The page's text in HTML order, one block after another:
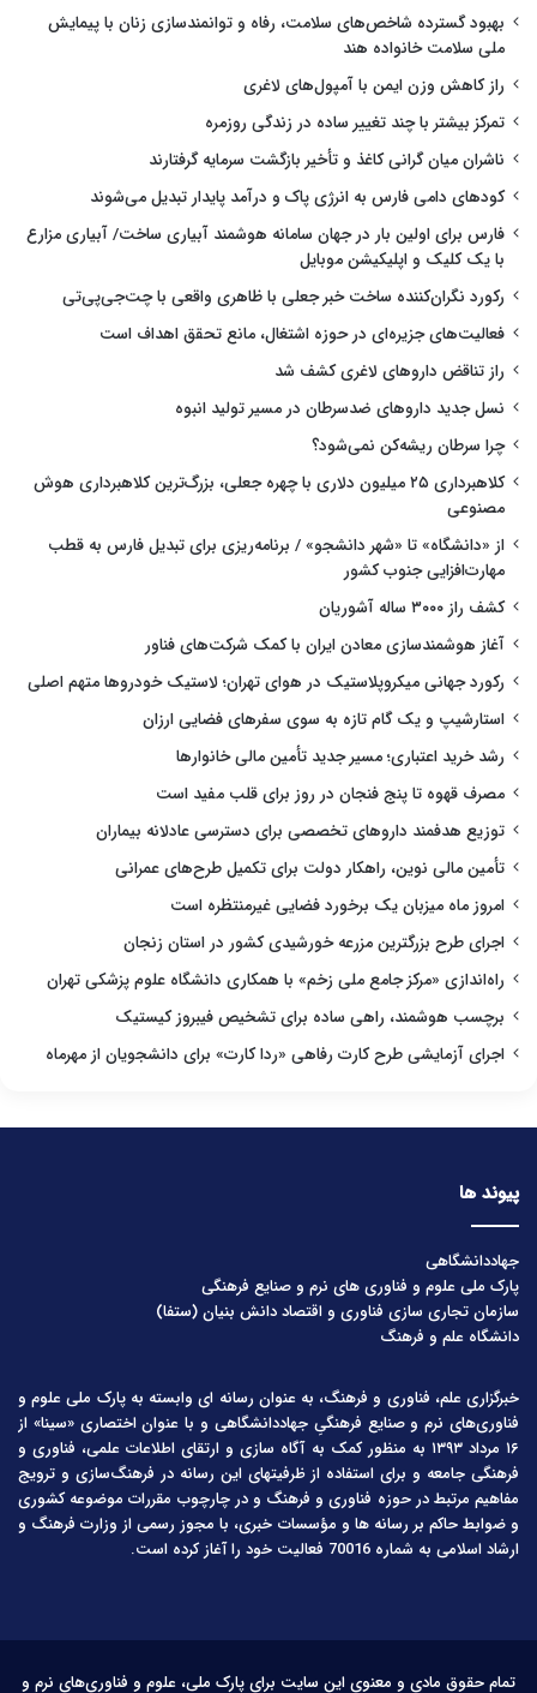
بهبود گسترده شاخص‌های سلامت، رفاه و توانمندسازی زنان با پیمایش
ملی سلامت خانواده هند
راز کاهش وزن ایمن با آمپول‌های لاغری
تمرکز بیشتر با چند تغییر ساده در زندگی روزمره
ناشران میان گرانی کاغذ و تأخیر بازگشت سرمایه گرفتارند
کودهای دامی فارس به انرژی پاک و درآمد پایدار تبدیل می‌شوند
فارس برای اولین بار در جهان سامانه هوشمند آبیاری ساخت/ آبیاری مزارع
با یک کلیک و اپلیکیشن موبایل
رکورد نگران‌کننده ساخت خبر جعلی با ظاهری واقعی با چت‌جی‌پی‌تی
فعالیت‌های جزیره‌ای در حوزه اشتغال، مانع تحقق اهداف است
راز تناقض داروهای لاغری کشف شد
نسل جدید داروهای ضدسرطان در مسیر تولید انبوه
چرا سرطان ریشه‌کن نمی‌شود؟
کلاهبرداری ۲۵ میلیون دلاری با چهره جعلی، بزرگ‌ترین کلاهبرداری هوش
مصنوعی
از «دانشگاه» تا «شهر دانشجو» / برنامه‌ریزی برای تبدیل فارس به قطب
مهارت‌افزایی جنوب کشور
کشف راز ۳۰۰۰ ساله آشوریان
آغاز هوشمندسازی معادن ایران با کمک شرکت‌های فناور
رکورد جهانی میکروپلاستیک در هوای تهران؛ لاستیک خودروها متهم اصلی
استارشیپ و یک گام تازه به سوی سفرهای فضایی ارزان
رشد خرید اعتباری؛ مسیر جدید تأمین مالی خانوارها
مصرف قهوه تا پنج فنجان در روز برای قلب مفید است
توزیع هدفمند داروهای تخصصی برای دسترسی عادلانه بیماران
تأمین مالی نوین، راهکار دولت برای تکمیل طرح‌های عمرانی
امروز ماه میزبان یک برخورد فضایی غیرمنتظره است
اجرای طرح بزرگترین مزرعه خورشیدی کشور در استان زنجان
راه‌اندازی «مرکز جامع ملی زخم» با همکاری دانشگاه علوم پزشکی تهران
برچسب هوشمند، راهی ساده برای تشخیص فیبروز کیستیک
اجرای آزمایشی طرح کارت رفاهی «ردا کارت» برای دانشجویان از مهرماه
پیوند ها
جهاددانشگاهی
پارک ملی علوم و فناوری های نرم و صنایع فرهنگی
سازمان تجاری سازی فناوری و اقتصاد دانش بنیان (ستفا)
دانشگاه علم و فرهنگ
خبرگزاری علم، فناوری و فرهنگ، به عنوان رسانه ای وابسته به پارک ملی علوم و
فناوری‌های نرم و صنایع فرهنگیِ جهاددانشگاهی و با عنوان اختصاری «سینا» از
۱۶ مرداد ۱۳۹۳ به منظور کمک به آگاه سازی و ارتقای اطلاعات علمی، فناوری و
فرهنگی جامعه و برای استفاده از ظرفیتهای این رسانه در فرهنگ‌سازی و ترویج
مفاهیم مرتبط در حوزه فناوری و فرهنگ و در چارچوب مقررات موضوعه کشوری
و ضوابط حاکم بر رسانه ها و مؤسسات خبری، با مجوز رسمی از وزارت فرهنگ و
ارشاد اسلامی به شماره 70016 فعالیت خود را آغاز کرده است.
تمام حقوق مادی و معنوی این سایت برای پارک ملی، علوم و فناوری‌های نرم و